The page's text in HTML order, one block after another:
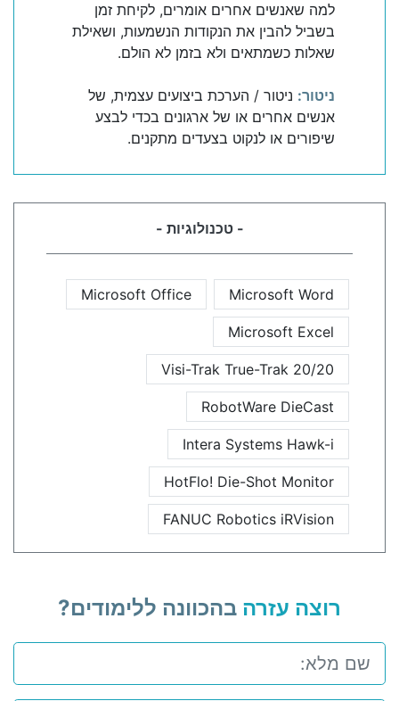
למה שאנשים אחרים אומרים, לקיחת זמן
בשביל להבין את הנקודות הנשמעות, ושאילת
שאלות כשמתאים ולא בזמן לא הולם.
ניטור: ניטור / הערכת ביצועים עצמית, של
אנשים אחרים או של ארגונים בכדי לבצע
שיפורים או לנקוט בצעדים מתקנים.
- טכנולוגיות -
Microsoft Word
Microsoft Office
Microsoft Excel
Visi-Trak True-Trak 20/20
RobotWare DieCast
Intera Systems Hawk-i
HotFlo! Die-Shot Monitor
FANUC Robotics iRVision
רוצה עזרה בהכוונה ללימודים?